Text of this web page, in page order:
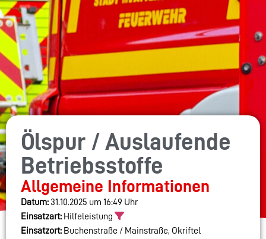
Ölspur / Auslaufende
Betriebsstoffe
Allgemeine Informationen
Datum: 31.10.2025 um 16:49 Uhr
Einsatzart: Hilfeleistung
Einsatzort: Buchenstraße / Mainstraße, Okriftel